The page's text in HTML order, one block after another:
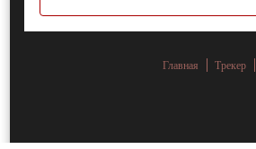
Главная Трекер